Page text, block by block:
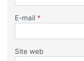
E-mail *
Site web